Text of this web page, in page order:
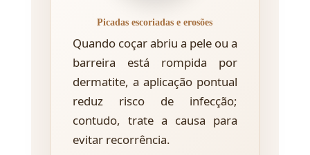
Picadas escoriadas e erosões
Quando coçar abriu a pele ou a
barreira está rompida por
dermatite, a aplicação pontual
reduz risco de infecção;
contudo, trate a causa para
evitar recorrência.